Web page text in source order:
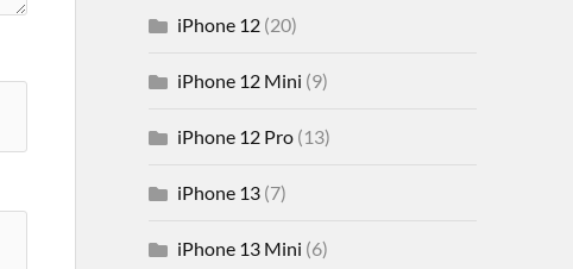
iPhone 12(20)
iPhone 12 Mini (9)
iPhone 12 Pro(13)
iPhone 13(7)
iPhone 13 Mini (6)